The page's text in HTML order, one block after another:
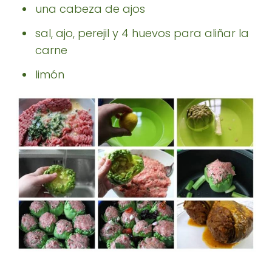
una cabeza de ajos
sal, ajo, perejil y 4 huevos para aliñar la
carne
limón